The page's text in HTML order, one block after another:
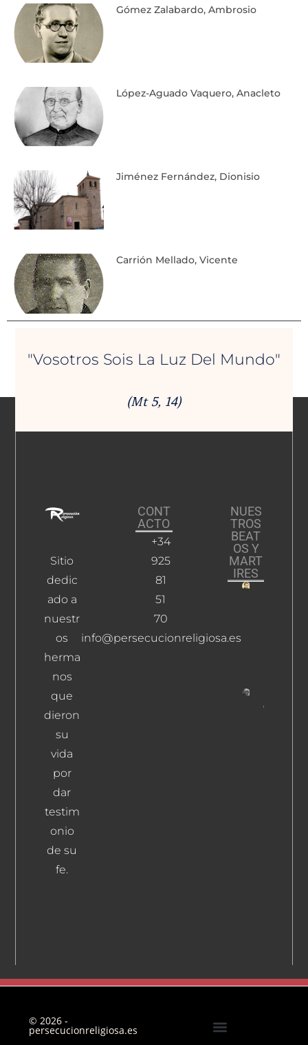
Gómez Zalabardo, Ambrosio
López-Aguado Vaquero, Anacleto
Jiménez Fernández, Dionisio
Carrión Mellado, Vicente
"Vosotros Sois La Luz Del Mundo"
(Mt 5, 14)
Sitio
dedic
ado a
nuestr
os
herma
nos
que
dieron
su
vida
por
dar
testim
onio
de su
fe.
CONT
ACTO
+34
925
81
51
70
info@persecucionreligiosa.es
NUES
TROS
BEAT
OS Y
MART
IRES
Vázquez
© 2026 -
persecucionreligiosa.es